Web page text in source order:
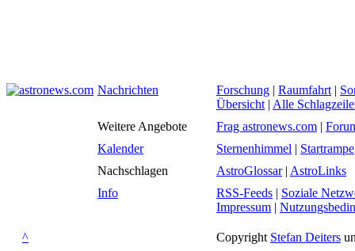
Nachrichten Forschung | Raumfahrt |
Übersicht | Alle
Weitere Angebote
Frag astronews.com |
Kalender
Sternenhimmel | Startrampe
Nachschlagen
AstroGlossar| AstroLinks
Info
RSS-Feeds | Soziale
Impressum |
^ Copyright Stefan Deiters